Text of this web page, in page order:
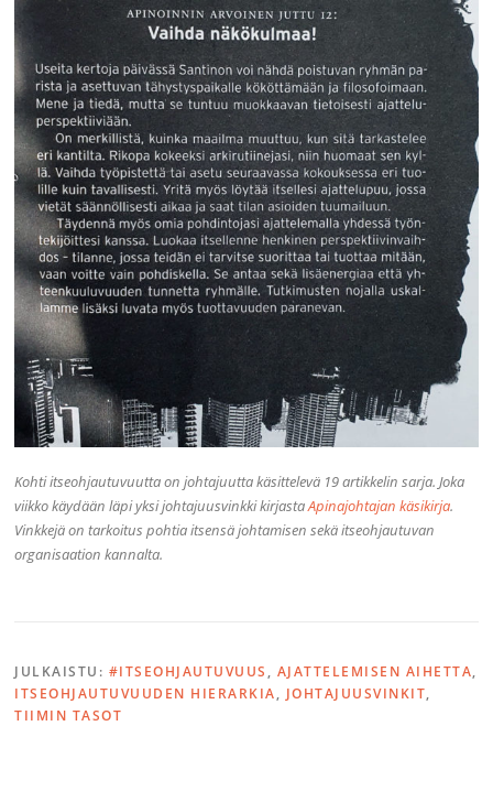
Kohti itseohjautuvuutta on johtajuutta käsittelevä 19 artikkelin sarja. Joka
viikko käydään läpi yksi johtajuusvinkki kirjastaApinajohtajan käsikirja.
Vinkkejä on tarkoitus pohtia itsensä johtamisen sekä itseohjautuvan
organisaation kannalta.
JULKAISTU: #ITSEOHJAUTUVUUS , AJATTELEMISEN AIHETTA,
ITSEOHJAUTUVUUDEN HIERARKIA, JOHTAJUUSVINKIT,
TIIMIN TASOT